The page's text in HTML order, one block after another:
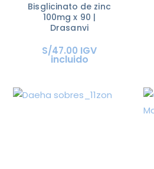
Bisglicinato de zinc
100mg x 90 |
Drasanvi
S/47.00 IGV
incluido